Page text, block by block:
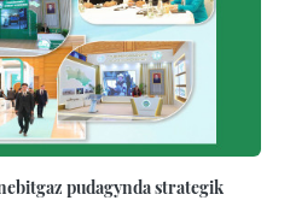
pudagynda strategik